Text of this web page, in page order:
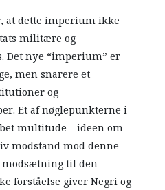
at dette imperium ikke
militære og
Det nye “imperium” er
men snarere et
og
Et af nøglepunkterne i
multitude – ideen om
modstand mod denne
til den
forståelse giver Negri og